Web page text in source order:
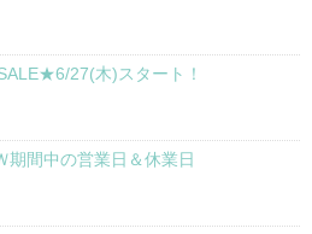
27(木)スタート！
期間中の営業日＆休業日